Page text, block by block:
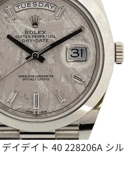
イデイト 40 228206A シル